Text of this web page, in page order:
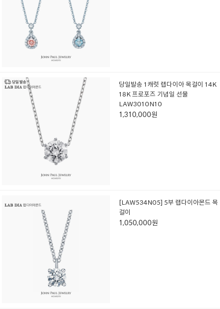
당일발송 1캐럿 랩다이아 목걸이 14K
18K 프로포즈 기념일 선물
LAW3010N10
1,310,000원
[LAW534N05] 5부 랩다이아몬드 목
걸이
1,050,000원